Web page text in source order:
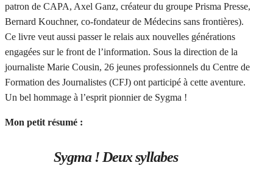
patron de CAPA, Axel Ganz, créateur du groupe Prisma Presse,
Bernard Kouchner, co-fondateur de Médecins sans frontières).
Ce livre veut aussi passer le relais aux nouvelles générations
engagées sur le front de l’information. Sous la direction de la
journaliste Marie Cousin, 26 jeunes professionnels du Centre de
Formation des Journalistes (CFJ) ont participé à cette aventure.
Un bel hommage à l’esprit pionnier de Sygma !
Mon petit résumé :
Sygma ! Deux syllabes